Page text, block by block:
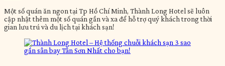
Một số quán ăn ngon tại Tp Hồ Chí Minh, Thành Long Hotel sẽ luôn
cập nhật thêm một số quán gần và xa để hỗ trợ quý khách trong thời
gian lưu trú và du lịch tại khách sạn!